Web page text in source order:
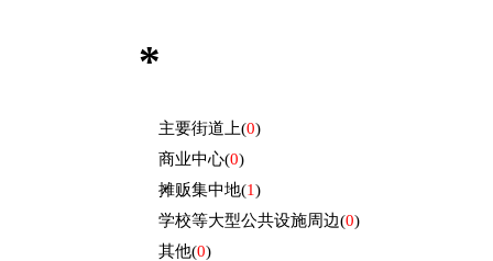
*
主要街道上(0)
商业中心(0)
摊贩集中地(1)
学校等大型公共设施周边(0)
其他(0)